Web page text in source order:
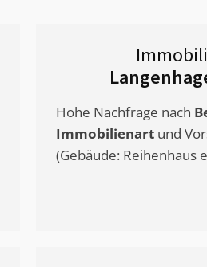
Hohe Nachfrage nach
Immobilienart und
(Gebäude: Reihenhaus